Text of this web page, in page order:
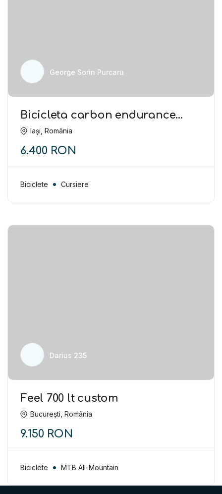
George Sorin Purcaru
Bicicleta carbon endurance
Cannondale Synapse 2020
Iași, România
6.400 RON
Biciclete Cursiere
Darius 235
Feel 700 lt custom
București, România
9.150 RON
Biciclete MTB All-Mountain